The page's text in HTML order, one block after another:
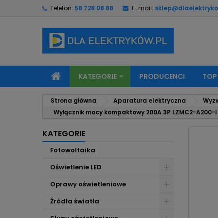
Telefon: 58 728 08 88 E-mail:
KATEGORIE PRODUCENCI
Strona główna Aparatura elektryczna
Wyłącznik mocy kompaktowy 200A 3P LZMC2-A200-
KATEGORIE
Fotowoltaika
Oświetlenie LED
Oprawy oświetleniowe
Źródła światła